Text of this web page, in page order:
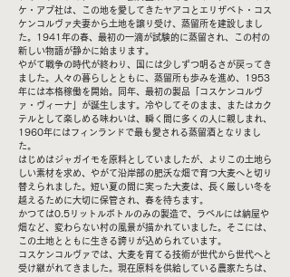
ケ・アブ社は、この地を愛してきたヤアコとエリザベト・コス
ケンコルヴァ夫妻から土地を譲り受け、蒸留所を建設しまし
た。1941年の春、最初の一滴が試験的に蒸留され、この村の
新しい物語が静かに始まります。
やがて戦争の時代が終わり、国には少しずつ明るさが戻ってき
ました。人々の暮らしとともに、蒸留所も歩みを進め、1953
年には本格稼働を開始。同年、最初の製品「コスケンコルヴ
ァ・ヴィーナ」が誕生します。冷やしてそのまま、またはカク
テルとして楽しめる味わいは、瞬く間に多くの人に親しまれ、
1960年にはフィンランドで最も愛される蒸留酒となりまし
た。
はじめはジャガイモを原料としていましたが、よりこの土地ら
しい素材を求め、やがて沿岸部の肥沃な畑で育つ大麦へと切り
替えられました。短い夏の間に実った大麦は、長く厳しい冬を
越えるために大切に保管され、春を待ちます。
かつては0.5リットルボトルのみの製造で、ラベルには納屋や
畑など、変わらない村の風景が描かれていました。そこには、
この土地とともに生きる誇りが込められています。
コスケンコルヴァでは、大麦を育てる技術が世代から世代へと
受け継がれてきました。現在原料を供給している農家たちは、